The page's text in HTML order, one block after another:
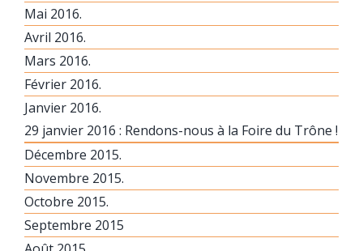
Mai 2016.
Avril 2016.
Mars 2016.
Février 2016.
Janvier 2016.
29 janvier 2016 : Rendons-nous à la Foire du Trône !
Décembre 2015.
Novembre 2015.
Octobre 2015.
Septembre 2015